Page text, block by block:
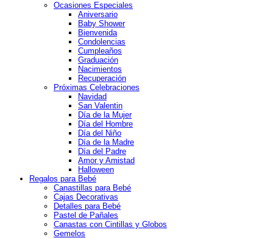
Ocasiones Especiales
Aniversario
Baby Shower
Bienvenida
Condolencias
Cumpleaños
Graduación
Nacimientos
Recuperación
Próximas Celebraciones
Navidad
San Valentin
Día de la Mujer
Día del Hombre
Día del Niño
Día de la Madre
Día del Padre
Amor y Amistad
Halloween
Regalos para Bebé
Canastillas para Bebé
Cajas Decorativas
Detalles para Bebé
Pastel de Pañales
Canastas con Cintillas y Globos
Gemelos